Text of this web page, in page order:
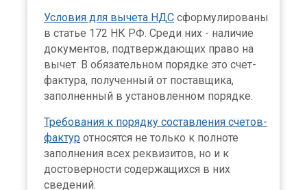
Условия для вычета НДС сформулированы
в статье 172 НК РФ. Среди них - наличие
документов, подтверждающих право на
вычет. В обязательном порядке это счет-
фактура, полученный от поставщика,
заполненный в установленном порядке.
Требования к порядку составления счетов-
фактур относятся не только к полноте
заполнения всех реквизитов, но и к
достоверности содержащихся в них
сведений.